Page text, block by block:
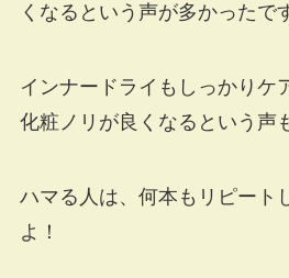
くなるという声が多かったで
インナードライもしっかりケ
化粧ノリが良くなるという声
ハマる人は、何本もリピート
よ！